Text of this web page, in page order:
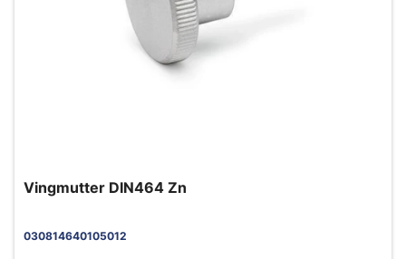
Vingmutter DIN464 Zn
030814640105012